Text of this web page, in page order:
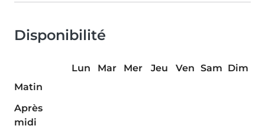
Disponibilité
Lun Mar Mer Jeu Ven Sam Dim
Matin
Après
midi